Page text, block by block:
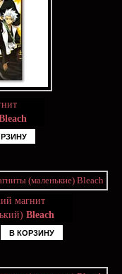
магнит
Bleach
В КОРЗИНУ